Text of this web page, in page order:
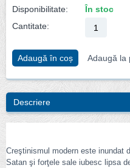
Disponibilitate:
În stoc
Cantitate:
Adaugă în coș Adaugă la
Descriere
Creştinismul modern este inundat
Satan şi forţele sale iubesc lipsa